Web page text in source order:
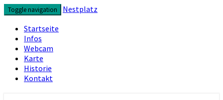
Skip
to
content
Toggle navigation
Nestplatz
Startseite
Infos
Webcam
Karte
Historie
Kontakt